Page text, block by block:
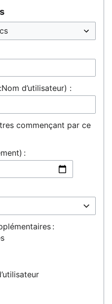
d’utilisateur) :
commençant par ce
:
: